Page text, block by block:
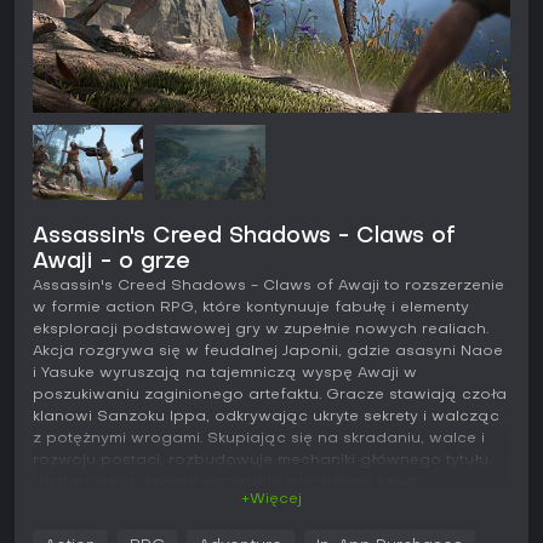
Assassin's Creed Shadows - Claws of
Awaji - o grze
Assassin's Creed Shadows - Claws of Awaji to rozszerzenie
w formie action RPG, które kontynuuje fabułę i elementy
eksploracji podstawowej gry w zupełnie nowych realiach.
Akcja rozgrywa się w feudalnej Japonii, gdzie asasyni Naoe
i Yasuke wyruszają na tajemniczą wyspę Awaji w
poszukiwaniu zaginionego artefaktu. Gracze stawiają czoła
klanowi Sanzoku Ippa, odkrywając ukryte sekrety i walcząc
z potężnymi wrogami. Skupiając się na skradaniu, walce i
rozwoju postaci, rozbudowuje mechaniki głównego tytułu,
Assassin's Creed Shadows.+Więcej